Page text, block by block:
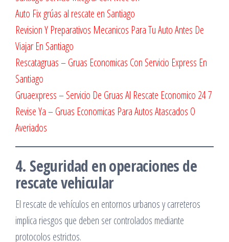
Auto Fix grúas al rescate en Santiago
Revision Y Preparativos Mecanicos Para Tu Auto Antes De
Viajar En Santiago
Rescatagruas – Gruas Economicas Con Servicio Express En
Santiago
Gruaexpress – Servicio De Gruas Al Rescate Economico 24 7
Revise Ya – Gruas Economicas Para Autos Atascados O
Averiados
4. Seguridad en operaciones de
rescate vehicular
El rescate de vehículos en entornos urbanos y carreteros
implica riesgos que deben ser controlados mediante
protocolos estrictos.